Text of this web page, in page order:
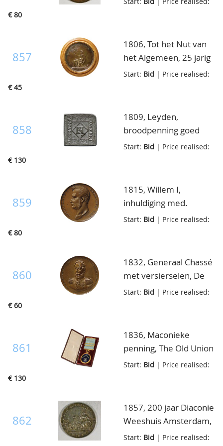
zeer fraai
€ 80
857
1806, Tot het Nut van
het Algemeen, 25 jarig
bestaan, in zilver,
Start: Bid | Price realised:
€ 45
858
1809, Leyden,
broodpenning goed
voor een ton turf 1809
Start: Bid | Price realised:
€ 130
859
1815, Willem I,
inhuldiging med.
Braemt, 45mm., in
Start: Bid | Price realised:
€ 80
860
1832, Generaal Chassé
met versierselen, De
Citadel van Antwerpen
prachtig
Start: Bid | Price realised:
€ 60
861
1836, Maconieke
penning, The Old Union
Lodge nr.54, to brother
turquoise lint, in
originele cassette
Start: Bid | Price realised:
€ 130
862
1857, 200 jaar Diaconie
Weeshuis Amsterdam,
door j. Elion, vz,
Start: Bid | Price realised: